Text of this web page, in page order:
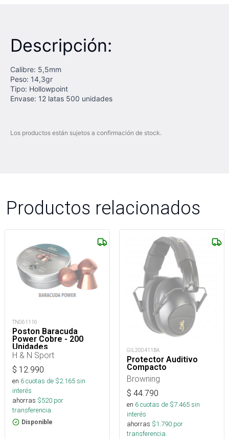
Descripción:
Calibre: 5,5mm
Peso: 14,3gr
Tipo: Hollowpoint
Envase: 12 latas 500 unidades
Los productos están sujetos a confirmación de stock.
Productos relacionados
TN061116
Poston Baracuda
Power Cobre - 200
Unidades
H & N Sport
$ 12.990
en 6cuotas de $2.165sin
interés
ahorras $520 por
transferencia.
Disponible
GIL200411BA
Protector Auditivo
Compacto
Browning
$ 44.790
en 6cuotas de $7.465sin
interés
ahorras $1.790 por
transferencia.